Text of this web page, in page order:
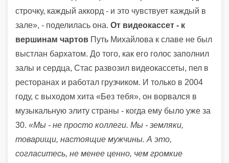
строчку, каждый аккорд - и это чувствует каждый в
зале», - поделилась она. От видеокассет - к
вершинам чартов Путь Михайлова к славе не был
выстлан бархатом. До того, как его голос заполнил
залы и сердца, Стас развозил видеокассеты, пел в
ресторанах и работал грузчиком. И только в 2004
году, с выходом хита «Без тебя», он ворвался в
музыкальную элиту страны - когда ему было уже за
30. «Мы - не просто коллеги. Мы - земляки,
товарищи, настоящие мужчины. А это,
согласитесь, не менее ценно, чем громкие